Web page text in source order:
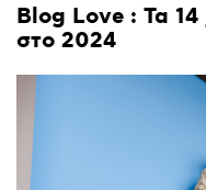
Blog Love : Τα 14
στο 2024